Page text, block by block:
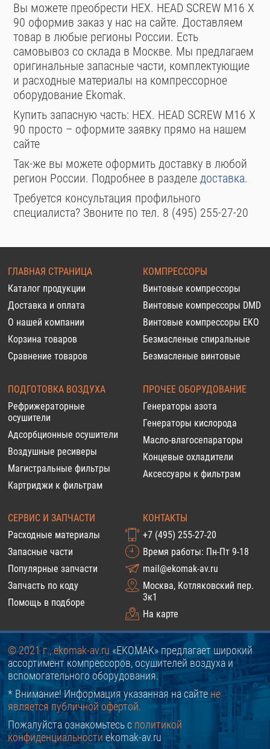
Вы можете преобрести HEX. HEAD SCREW M16 X
90 оформив заказ у нас на сайте. Доставляем
товар в любые регионы России. Есть
самовывоз со склада в Москве. Мы предлагаем
оригинальные запасные части, комплектующие
и расходные материалы на компрессорное
оборудование Ekomak.
Купить запасную часть: HEX. HEAD SCREW M16 X
90 просто – оформите заявку прямо на нашем
сайте
Так-же вы можете оформить доставку в любой
регион России. Подробнее в разделедоставка.
Требуется консультация профильного
специалиста? Звоните по тел. 8 (495) 255-27-20
ГЛАВНАЯ СТРАНИЦА
Каталог продукции
Доставка и оплата
О нашей компании
Корзина товаров
Сравнение товаров
КОМПРЕССОРЫ
Винтовые компрессоры
Винтовые компрессоры DMD
Винтовые компрессоры EKO
Безмасленые спиральные
Безмасленые винтовые
ПОДГОТОВКА ВОЗДУХА
Рефрижераторные
осушители
Адсорбционные осушители
Воздушные ресиверы
Магистральные фильтры
Картриджи к фильтрам
ПРОЧЕЕ ОБОРУДОВАНИЕ
Генераторы азота
Генераторы кислорода
Масло-влагосепараторы
Концевые охладители
Аксессуары к фильтрам
СЕРВИС И ЗАПЧАСТИ
Расходные материалы
Запасные части
Популярные запчасти
Запчасть по коду
Помощь в подборе
КОНТАКТЫ
+7 (495) 255-27-20
Время работы: Пн-Пт 9-18
mail@ekomak-av.ru
Москва, Котляковский пер.
3к1
На карте
© 2021 г., ekomak-av.ru «EKOMAK» предлагает широкий
ассортимент компрессоров, осушителей воздуха и
вспомогательного оборудования.
* Внимание! Информация указанная на сайтене
является публичной офертой.
Пожалуйста ознакомьтесь с политикой
конфиденциальности ekomak-av.ru